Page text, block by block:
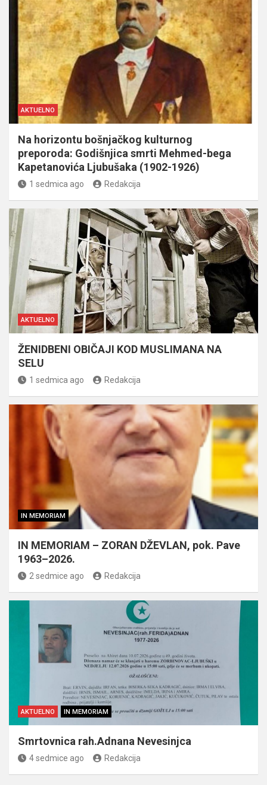
AKTUELNO
Na horizontu bošnjačkog kulturnog
preporoda: Godišnjica smrti Mehmed-bega
Kapetanovića Ljubušaka (1902-1926)
1 sedmica ago Redakcija
AKTUELNO
ŽENIDBENI OBIČAJI KOD MUSLIMANA NA
SELU
1 sedmica ago Redakcija
IN MEMORIAM
IN MEMORIAM – ZORAN DŽEVLAN, pok. Pave
1963–2026.
2 sedmice ago Redakcija
AKTUELNO IN MEMORIAM
Smrtovnica rah.Adnana Nevesinjca
4 sedmice ago Redakcija